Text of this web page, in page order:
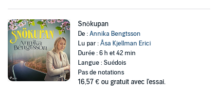
Snökupan
De :Annika Bengtsson
Lu par :Åsa Kjellman Erici
Durée : 6 h et 42 min
Langue : Suédois
Pas de notations
16,57 € ou gratuit avec l'essai.